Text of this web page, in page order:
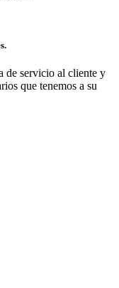
de servicio al cliente y
que tenemos a su